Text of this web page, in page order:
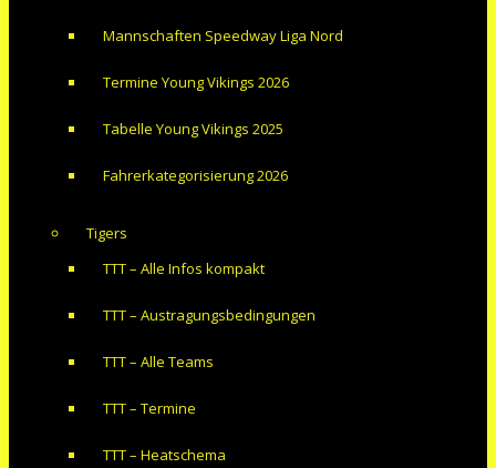
Mannschaften Speedway Liga Nord
Termine Young Vikings 2026
Tabelle Young Vikings 2025
Fahrerkategorisierung 2026
Tigers
TTT – Alle Infos kompakt
TTT – Austragungsbedingungen
TTT – Alle Teams
TTT – Termine
TTT – Heatschema